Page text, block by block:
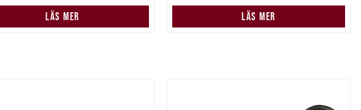
LÄS MER LÄS MER